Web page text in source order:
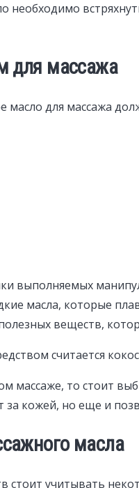
необходимо
для массажа
масло для массажа
выполняемых
масла, которые
веществ,
считается
массаже, то стоит
за кожей, но еще и
масла
стоит учитывать